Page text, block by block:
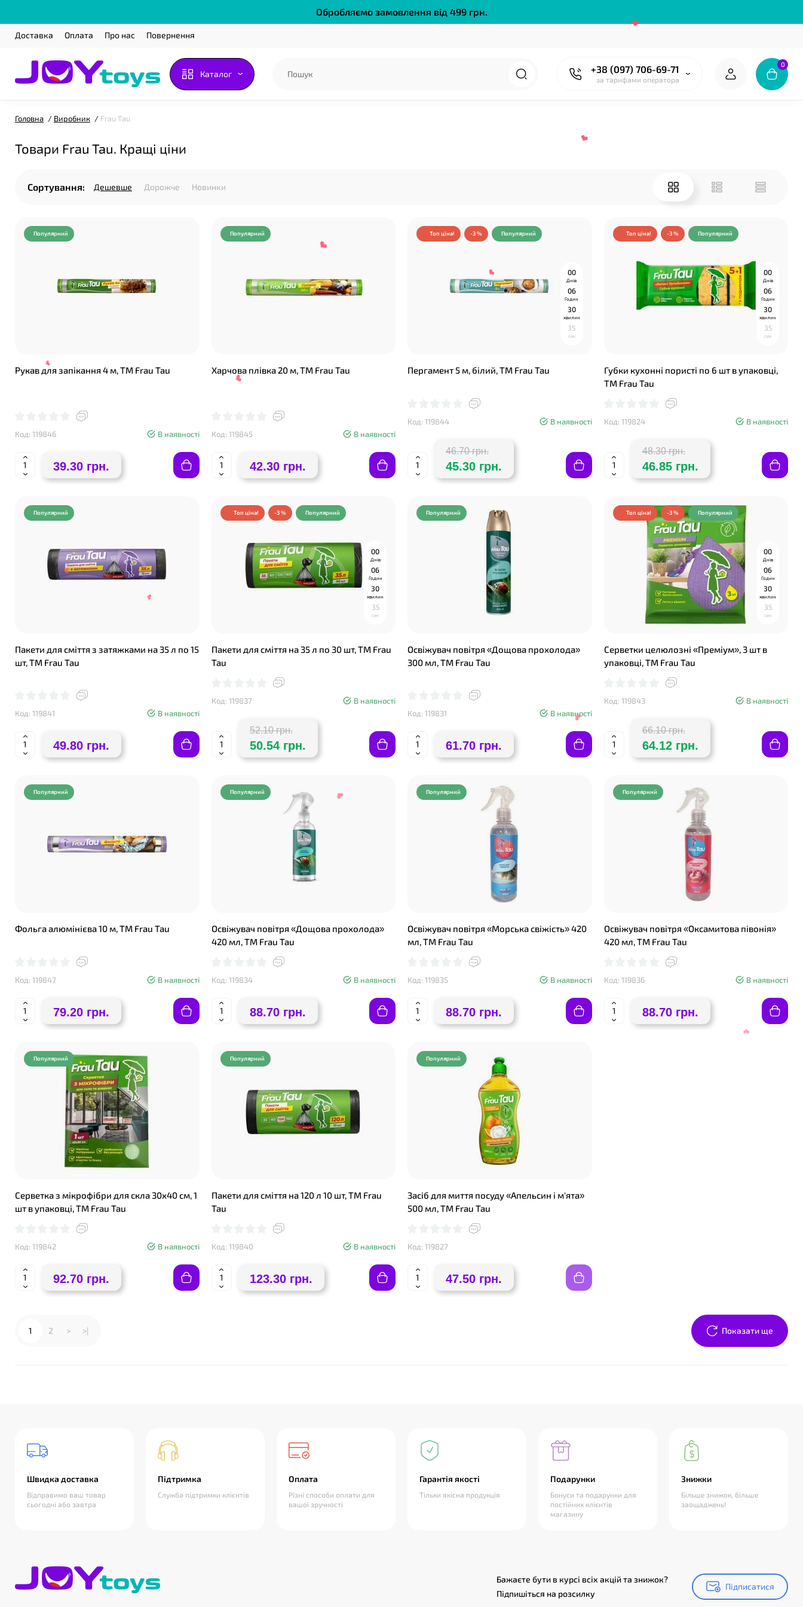
Обробляємо замовлення від 499 грн.
Доставка Оплата Про нас Повернення
Каталог +38 (097) 706-69-71
за тарифами оператора
0
Головна Виробник Frau Tau
Товари Frau Tau. Кращі ціни
Сортування: Дешевше Дорожче Новинки
Популярний
Рукав для запікання 4 м, ТМ Frau Tau
Код: 119846 В наявності
39.30 грн.
Популярний
Харчова плівка 20 м, ТМ Frau Tau
Код: 119845 В наявності
42.30 грн.
Топ ціна! -3 % Популярний
00
Днів
06
Годин
30
хвилин
34
сек
Пергамент 5 м, білий, ТМ Frau Tau
Код: 119844 В наявності
46.70 грн.
45.30 грн.
Топ ціна! -3 % Популярний
00
Днів
06
Годин
30
хвилин
34
сек
Губки кухонні пористі по 6 шт в упаковці,
TM Frau Tau
Код: 119824 В наявності
48.30 грн.
46.85 грн.
Популярний
Пакети для сміття з затяжками на 35 л по 15
шт, ТМ Frau Tau
Код: 119841 В наявності
49.80 грн.
Топ ціна! -3 % Популярний
00
Днів
06
Годин
30
хвилин
34
сек
Пакети для сміття на 35 л по 30 шт, ТМ Frau
Tau
Код: 119837 В наявності
52.10 грн.
50.54 грн.
Популярний
Освіжувач повітря «Дощова прохолода»
300 мл, ТМ Frau Tau
Код: 119831 В наявності
61.70 грн.
Топ ціна! -3 % Популярний
00
Днів
06
Годин
30
хвилин
34
сек
Серветки целюлозні «Преміум», 3 шт в
упаковці, ТМ Frau Tau
Код: 119843 В наявності
66.10 грн.
64.12 грн.
Популярний
Фольга алюмінієва 10 м, ТМ Frau Tau
Код: 119847 В наявності
79.20 грн.
Популярний
Освіжувач повітря «Дощова прохолода»
420 мл, ТМ Frau Tau
Код: 119834 В наявності
88.70 грн.
Популярний
Освіжувач повітря «Морська свіжість» 420
мл, ТМ Frau Tau
Код: 119835 В наявності
88.70 грн.
Популярний
Освіжувач повітря «Оксамитова півонія»
420 мл, ТМ Frau Tau
Код: 119836 В наявності
88.70 грн.
Популярний
Серветка з мікрофібри для скла 30х40 см, 1
шт в упаковці, ТМ Frau Tau
Код: 119842 В наявності
92.70 грн.
Популярний
Пакети для сміття на 120 л 10 шт, ТМ Frau
Tau
Код: 119840 В наявності
123.30 грн.
Популярний
Засіб для миття посуду «Апельсин і м'ята»
500 мл, ТМ Frau Tau
Код: 119827
47.50 грн.
Показати ще
1 2 > >|
Швидка доставка
Відправимо ваш товар
сьогодні або завтра
Підтримка
Служба підтримки клієнтів
Оплата
Різні способи оплати для
вашої зручності
Гарантія якості
Тільки якісна продукція
Подарунки
Бонуси та подарунки для
постійних клієнтів
магазину
Знижки
Більше знижок, більше
заощаджень!
Бажаєте бути в курсі всіх акцій та знижок?
Підпишіться на розсилку
Підписатися
Підписатися
❤